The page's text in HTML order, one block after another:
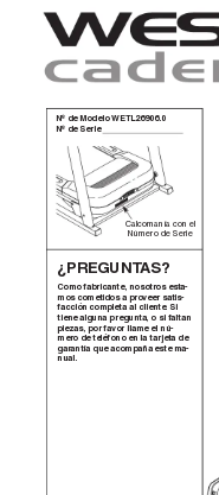
Nº de Modelo WETL26906.0
Nº de Serie
Calcomanía con el
Número de Serie
¿PREGUNTAS?
Como fabricante, nosotros esta-
mos cometidos a proveer satis-
facción completa al cliente. Si
tiene alguna pregunta, o si faltan
piezas, por favor llame el nú-
mero de teléfono en la tarjeta de
garantía que acompaña este ma-
nual.